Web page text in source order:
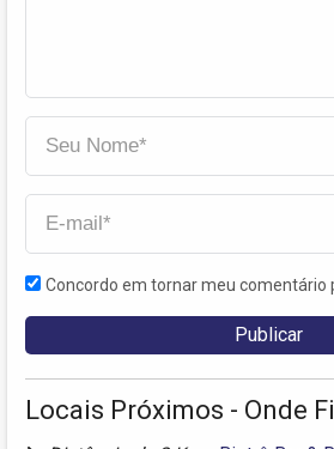
Concordo em tornar meu comentário
Locais Próximos - Onde